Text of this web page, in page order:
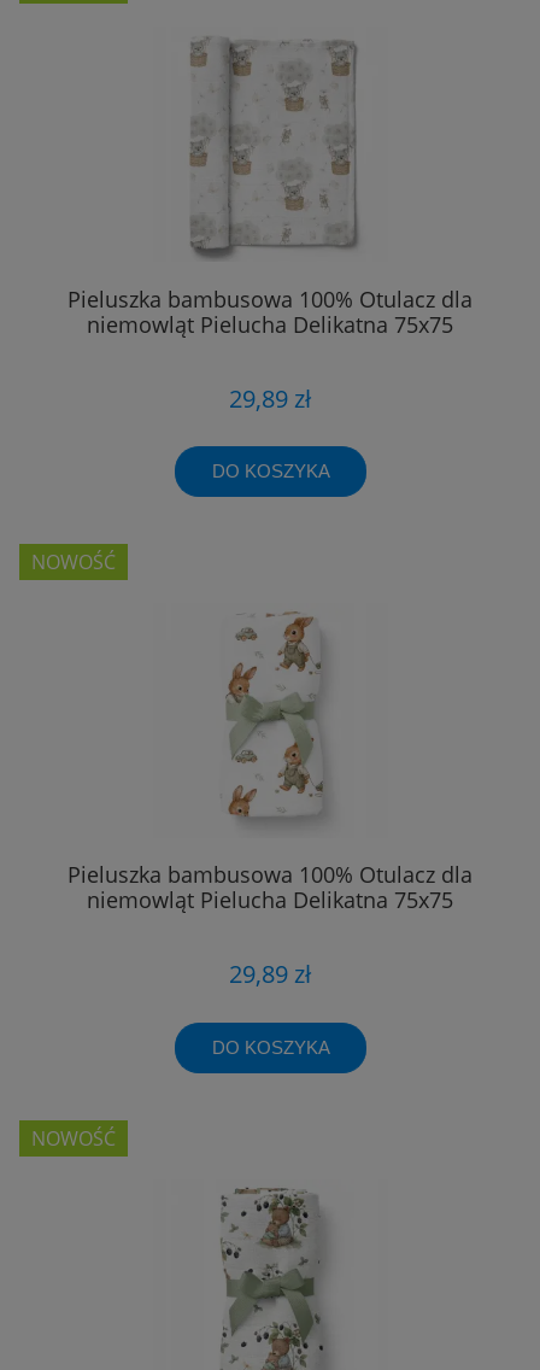
Pieluszka bambusowa 100% Otulacz dla
niemowląt Pielucha Delikatna 75x75
29,89 zł
DO KOSZYKA
Pieluszka bambusowa 100% Otulacz dla
niemowląt Pielucha Delikatna 75x75
29,89 zł
DO KOSZYKA
NOWOŚĆ
NOWOŚĆ